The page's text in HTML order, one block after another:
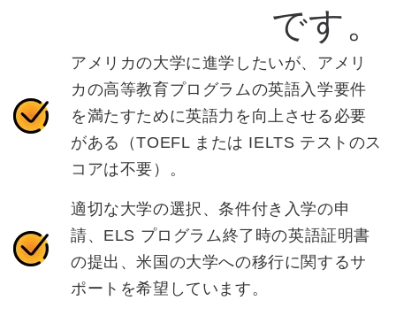
です。
アメリカの大学に進学したいが、アメリ
カの高等教育プログラムの英語入学要件
を満たすために英語力を向上させる必要
がある（TOEFL または IELTS テストのス
コアは不要）。
適切な大学の選択、条件付き入学の申
請、ELS プログラム終了時の英語証明書
の提出、米国の大学への移行に関するサ
ポートを希望しています。